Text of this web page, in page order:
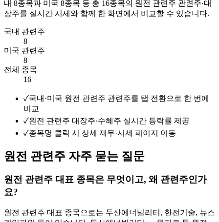
내 8종목과 미국 8종목 등 총 16종목의 원전 관련주 관련주·대
장주를 실시간 시세와 함께 한 화면에서 비교할 수 있습니다.
국내 관련주
8
미국 관련주
8
전체 종목
16
✓국내·미국 원전 관련주 관련주를 탭 전환으로 한 번에
비교
✓원전 관련주 대장주·수혜주 실시간 등락률 제공
✓종목명 클릭 시 상세 재무·시세 페이지 이동
원전 관련주 자주 묻는 질문
원전 관련주 대표 종목은 무엇이고, 왜 관련주인가
요?
원전 관련주 대표 종목으로는 두산에너빌리티, 한전기술, 뉴스